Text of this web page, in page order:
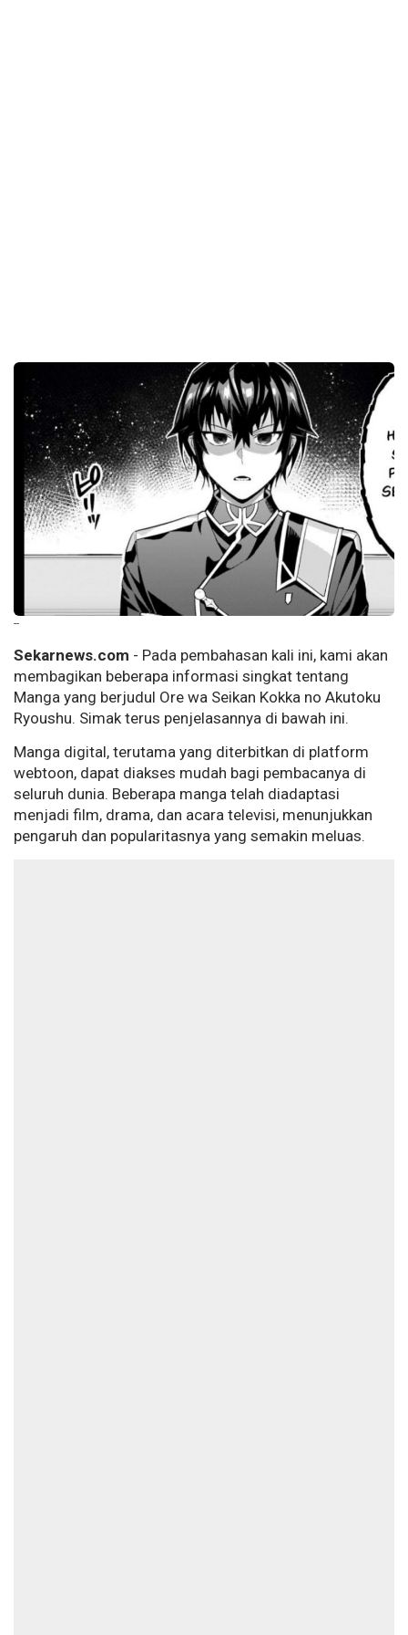
--
Sekarnews.com - Pada pembahasan kali ini, kami akan
membagikan beberapa informasi singkat tentang
Manga yang berjudul Ore wa Seikan Kokka no Akutoku
Ryoushu. Simak terus penjelasannya di bawah ini.
Manga digital, terutama yang diterbitkan di platform
webtoon, dapat diakses mudah bagi pembacanya di
seluruh dunia. Beberapa manga telah diadaptasi
menjadi film, drama, dan acara televisi, menunjukkan
pengaruh dan popularitasnya yang semakin meluas.